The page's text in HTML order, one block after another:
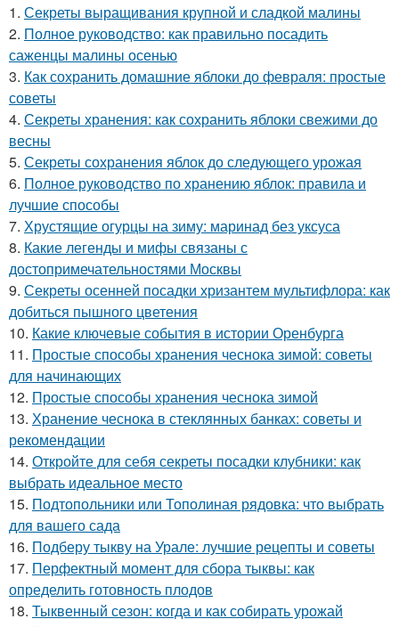
1. Секреты выращивания крупной и сладкой малины
2. Полное руководство: как правильно посадить
саженцы малины осенью
3. Как сохранить домашние яблоки до февраля: простые
советы
4. Секреты хранения: как сохранить яблоки свежими до
весны
5. Секреты сохранения яблок до следующего урожая
6. Полное руководство по хранению яблок: правила и
лучшие способы
7. Хрустящие огурцы на зиму: маринад без уксуса
8. Какие легенды и мифы связаны с
достопримечательностями Москвы
9. Секреты осенней посадки хризантем мультифлора: как
добиться пышного цветения
10. Какие ключевые события в истории Оренбурга
11. Простые способы хранения чеснока зимой: советы
для начинающих
12. Простые способы хранения чеснока зимой
13. Хранение чеснока в стеклянных банках: советы и
рекомендации
14. Откройте для себя секреты посадки клубники: как
выбрать идеальное место
15. Подтопольники или Тополиная рядовка: что выбрать
для вашего сада
16. Подберу тыкву на Урале: лучшие рецепты и советы
17. Перфектный момент для сбора тыквы: как
определить готовность плодов
18. Тыквенный сезон: когда и как собирать урожай